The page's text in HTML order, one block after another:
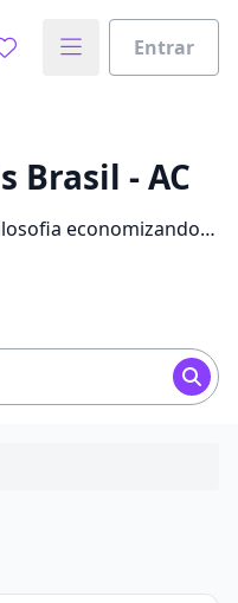
Entrar
Brasil - AC
economizando